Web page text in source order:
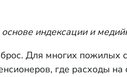
индексации и
Для многих пожилых
где расходы на